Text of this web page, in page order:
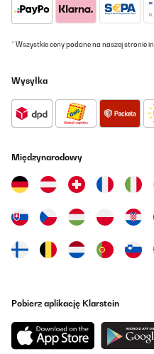
* Wszystkie ceny podane na naszej stronie
Wysyłka
Międzynarodowy
Pobierz aplikację Klarstein